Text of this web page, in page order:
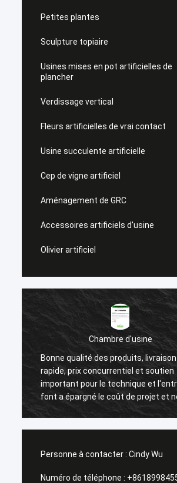
Petites plantes
Sculpture topiaire
Usines mises en pot artificielles de
plancher
Verdissage vertical
Fleurs artificielles de vrai contact
Usine succulente artificielle
Cep de vigne artificiel
Aménagement de GRC
Accessoires artificiels d'usine
Olivier artificiel
Chambre d'usine
Bonne qualité des produits, livraison
rapide, prix concurrentiel et soutien
important pour le technique et l'entretien
font a épargné le coût de projet et nous
aide à gagner un bon nombre de
gratitude à HAIHONG, merci pour tout le
grand appui et coopération pendant les
Personne à contacter : Cindy Wu
Numéro de téléphone :